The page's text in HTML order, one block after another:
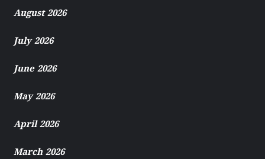
August 2026
July 2026
June 2026
May 2026
April 2026
March 2026